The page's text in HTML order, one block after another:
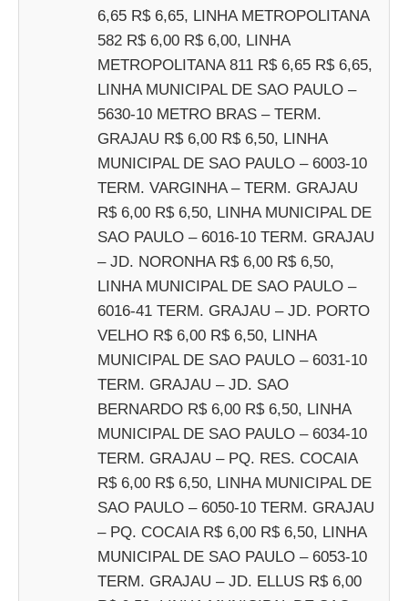
6,65 R$ 6,65, LINHA METROPOLITANA
582 R$ 6,00 R$ 6,00, LINHA
METROPOLITANA 811 R$ 6,65 R$ 6,65,
LINHA MUNICIPAL DE SAO PAULO –
5630-10 METRO BRAS – TERM.
GRAJAU R$ 6,00 R$ 6,50, LINHA
MUNICIPAL DE SAO PAULO – 6003-10
TERM. VARGINHA – TERM. GRAJAU
R$ 6,00 R$ 6,50, LINHA MUNICIPAL DE
SAO PAULO – 6016-10 TERM. GRAJAU
– JD. NORONHA R$ 6,00 R$ 6,50,
LINHA MUNICIPAL DE SAO PAULO –
6016-41 TERM. GRAJAU – JD. PORTO
VELHO R$ 6,00 R$ 6,50, LINHA
MUNICIPAL DE SAO PAULO – 6031-10
TERM. GRAJAU – JD. SAO
BERNARDO R$ 6,00 R$ 6,50, LINHA
MUNICIPAL DE SAO PAULO – 6034-10
TERM. GRAJAU – PQ. RES. COCAIA
R$ 6,00 R$ 6,50, LINHA MUNICIPAL DE
SAO PAULO – 6050-10 TERM. GRAJAU
– PQ. COCAIA R$ 6,00 R$ 6,50, LINHA
MUNICIPAL DE SAO PAULO – 6053-10
TERM. GRAJAU – JD. ELLUS R$ 6,00